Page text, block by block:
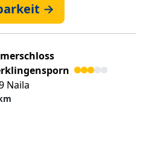
→
Naila